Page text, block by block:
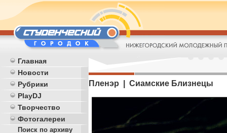
Главная
Новости
Рубрики
PlayDJ
Творчество
Фотогалереи
Поиск по архиву
Пленэр | Сиамские Близнецы